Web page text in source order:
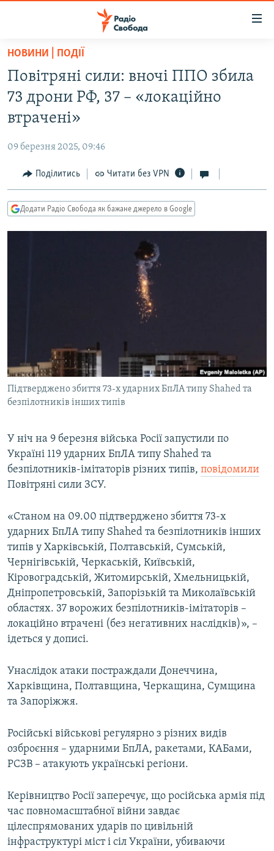
Перейти
основного
матеріалу
Перейти
до
основної
навігації
Перейти
до
пошуку
ВСЕ ЗА ДОБУ
СТАТТІ
ЕКОНОМІКА
СУСПІЛЬСТВО
РОСІЙСЬКА «ФІЛЬТРАЦІЯ»
ДОНБАС.РЕАЛІЇ
ТИ ЯК?
ПОДКАСТИ
КРИМ РЕАЛІЇ
РУС
КТАТ
Усі сайти RFE/RL
НОВИНИ | ПОДІЇ
Повітряні сили: вночі ППО збила
73 дрони РФ, 37 – «локаційно
втрачені»
09 березня 2025, 09:46
Поділитись Читати без VPN
Додати Радіо Свобода як бажане джерело в Google
Підтверджено збиття 73-х ударних БпЛА типу Shahed та
безпілотників інших типів
У ніч на 9 березня війська Росії запустили по
Україні 119 ударних БпЛА типу Shahed та
безпілотників-імітаторів різних типів, повідомили
Повітряні сили ЗСУ.
«Станом на 09.00 підтверджено збиття 73-х
ударних БпЛА типу Shahed та безпілотників інших
типів у Харківській, Полтавській, Сумській,
Чернігівській, Черкаській, Київській,
Кіровоградській, Житомирській, Хмельницькій,
Дніпропетровській, Запорізькій та Миколаївській
областях. 37 ворожих безпілотників-імітаторів –
локаційно втрачені (без негативних наслідків)», –
ідеться у дописі.
Унаслідок атаки постраждали Донеччина,
Харківщина, Полтавщина, Черкащина, Сумщина
та Запоріжжя.
Російські військові регулярно з різних видів
озброєння – ударними БпЛА, ракетами, КАБами,
РСЗВ – атакують українські регіони.
Керівництво Росії заперечує, що російська армія під
час повномасштабної війни завдає
цілеспрямованих ударів по цивільній
інфраструктурі міст і сіл України, убиваючи